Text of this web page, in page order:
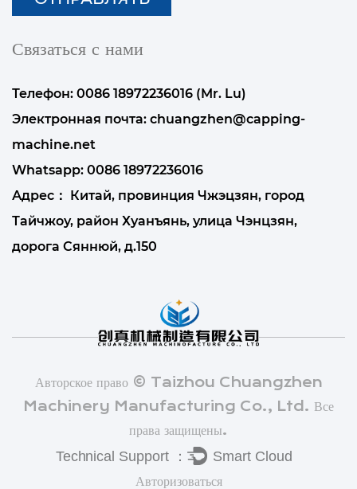
Связаться с нами
Телефон: 0086 18972236016 (Mr. Lu)
Электронная почта: chuangzhen@capping-
machine.net
Whatsapp: 0086 18972236016
Адрес： Китай, провинция Чжэцзян, город
Тайчжоу, район Хуанъянь, улица Чэнцзян,
дорога Сяннюй, д.150
Авторское право © Taizhou Chuangzhen
Machinery Manufacturing Co., Ltd. Все
права защищены.
Авторизоваться